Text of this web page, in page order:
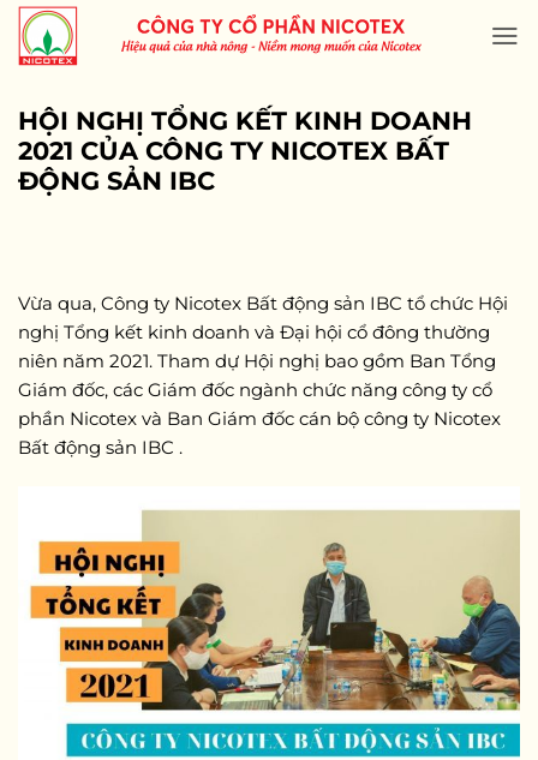
Skip
content
HỘI NGHỊ TỔNG KẾT KINH DOANH
2021 CỦA CÔNG TY NICOTEX BẤT
ĐỘNG SẢN IBC
Vừa qua, Công ty Nicotex Bất động sản IBC tổ chức Hội
nghị Tổng kết kinh doanh và Đại hội cổ đông thường
niên năm 2021. Tham dự Hội nghị bao gồm Ban Tổng
Giám đốc, các Giám đốc ngành chức năng công ty cổ
phần Nicotex và Ban Giám đốc cán bộ công ty Nicotex
Bất động sản IBC .